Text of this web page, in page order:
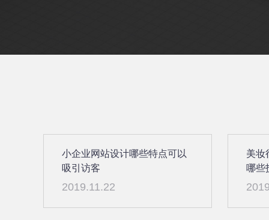
小企业网站设计哪些特点可以
吸引访客
2019.11.22
美妆
哪些